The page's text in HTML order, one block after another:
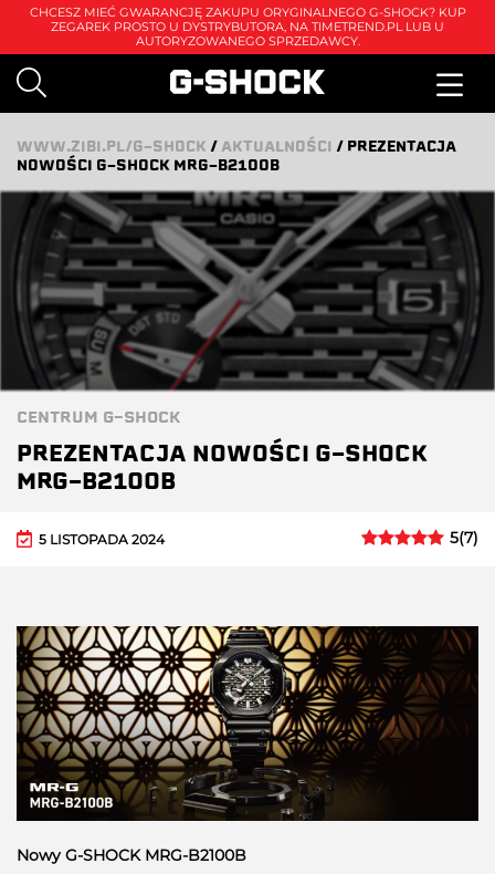
CHCESZ MIEĆ GWARANCJĘ ZAKUPU ORYGINALNEGO G-SHOCK? KUP
ZEGAREK PROSTO U DYSTRYBUTORA, NA TIMETREND.PL LUB U
AUTORYZOWANEGO SPRZEDAWCY.
WWW.ZIBI.PL/G-SHOCK / AKTUALNOŚCI / PREZENTACJA
NOWOŚCI G-SHOCK MRG-B2100B
CENTRUM G-SHOCK
PREZENTACJA NOWOŚCI G-SHOCK
MRG-B2100B
5 LISTOPADA 2024 5(7)
Nowy G-SHOCK MRG-B2100B